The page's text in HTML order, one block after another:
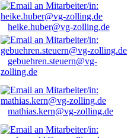
heike.huber@vg-zolling.de
gebuehren.steuern@vg-
zolling.de
mathias.kern@vg-zolling.de